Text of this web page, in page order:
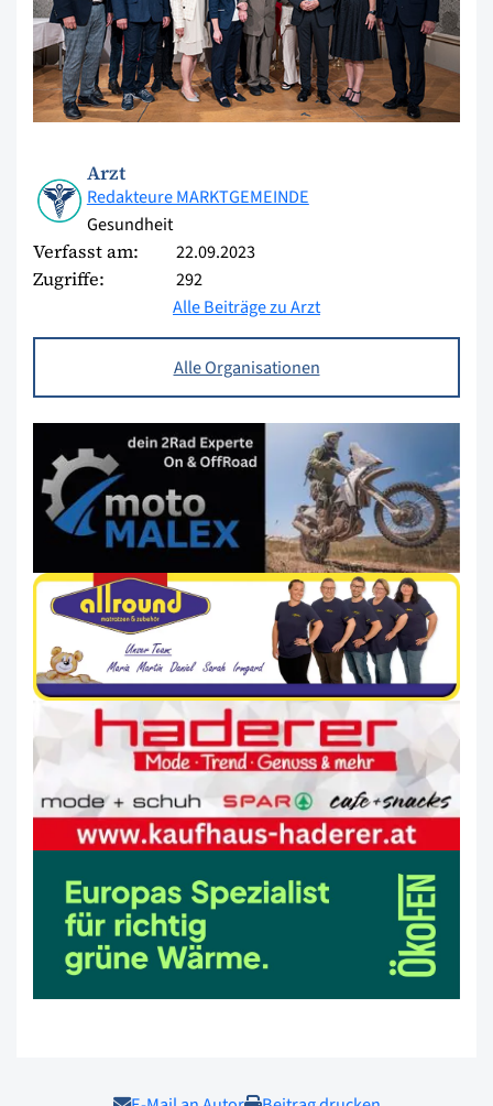
Arzt
Redakteure MARKTGEMEINDE
Gesundheit
Verfasst am: 22.09.2023
Zugriffe:
292
Alle Beiträge zu Arzt
Alle Organisationen